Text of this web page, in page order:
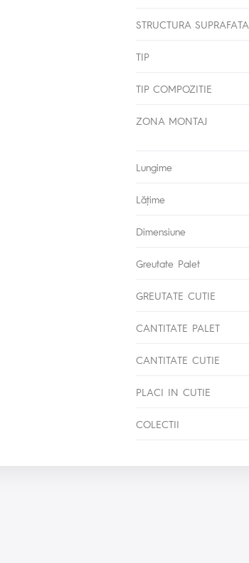
STRUCTURA SUPRAFATA
TIP
TIP COMPOZITIE
ZONA MONTAJ
Lungime
Lăţime
Dimensiune
Greutate Palet
GREUTATE CUTIE
CANTITATE PALET
CANTITATE CUTIE
PLACI IN CUTIE
COLECTII